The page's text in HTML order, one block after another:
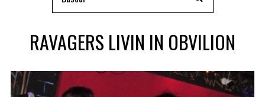
RAVAGERS LIVIN IN OBVILION